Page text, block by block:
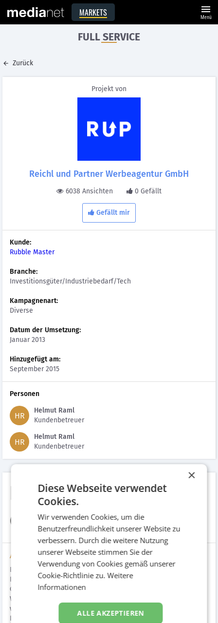
MARKETS menu
Menü
FULL SERVICE
Zurück
Projekt von
Reichl und Partner Werbeagentur GmbH
6038 Ansichten 0 Gefällt
Gefällt mir
Kunde:
Rubble Master
Branche:
Investitionsgüter/Industriebedarf/Tech
Kampagnenart:
Diverse
Datum der Umsetzung:
Januar 2013
Hinzugefügt am:
September 2015
Personen
HR
Helmut Raml
Kundenbetreuer
HR
Helmut Raml
Kundenbetreuer
Rubble Master.
Compact Crushing
Aufgabenstellung
Betreuung von 2010 bis heute. 1991. Das Ziel des Rubble Master
Firmengründers war, so vielen Unternehmern wie möglich die
Chance zu eröffnen, mobiles Bauschutt-Recycling zur
Wertschöpfung zu nutzen – mit Recycling vor Ort sollte dies
wahr werden! Das Unternehmen konzentriert sich auf die
Entwicklung, Vermarktung und den Service von mobilen
×
Diese Webseite verwendet
Cookies.
Wir verwenden Cookies, um die
Benutzerfreundlichkeit unserer Website zu
verbessern. Durch die weitere Nutzung
unserer Webseite stimmen Sie der
Verwendung von Cookies gemäß unserer
Cookie-Richtlinie zu.Weitere
Informationen
ALLE AKZEPTIEREN